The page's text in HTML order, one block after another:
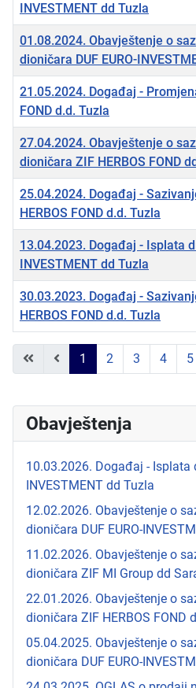
Članci
INVESTMENT dd Tuzla
01.08.2024. Obavještenje o
dioničara DUF EURO-
21.05.2024. Događaj -
FOND d.d. Tuzla
27.04.2024. Obavještenje o
dioničara ZIF HERBOS FOND
25.04.2024. Događaj -
HERBOS FOND d.d. Tuzla
13.04.2023. Događaj - Isplata
INVESTMENT dd Tuzla
30.03.2023. Događaj -
HERBOS FOND d.d. Tuzla
1 2 3 4 5
Obavještenja
10.03.2026. Događaj - Isplata
INVESTMENT dd Tuzla
12.02.2026. Obavještenje o
dioničara DUF EURO-
11.02.2026. Obavještenje o
dioničara ZIF MI Group dd
22.01.2026. Obavještenje o
dioničara ZIF HERBOS FOND
05.04.2025. Obavještenje o
dioničara DUF EURO-